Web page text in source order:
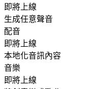
即將上線
生成任意聲音
配音
即將上線
本地化音訊內容
音樂
即將上線